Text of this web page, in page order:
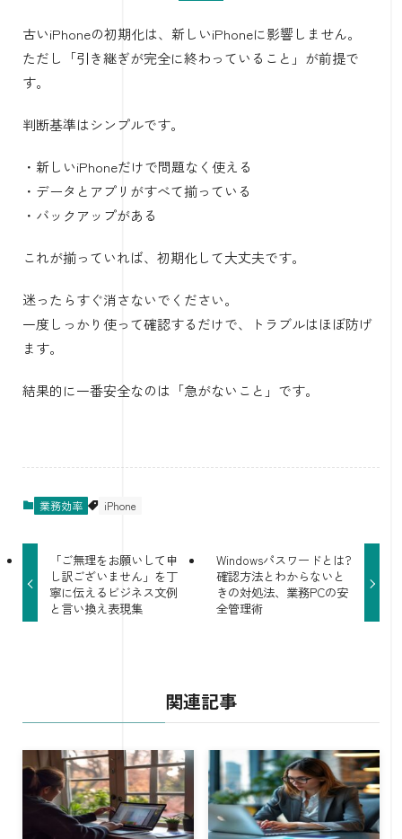
古いiPhoneの初期化は、新しいiPhoneに影響しません。
ただし「引き継ぎが完全に終わっていること」が前提で
す。
判断基準はシンプルです。
・新しいiPhoneだけで問題なく使える
・データとアプリがすべて揃っている
・バックアップがある
これが揃っていれば、初期化して大丈夫です。
迷ったらすぐ消さないでください。
一度しっかり使って確認するだけで、トラブルはほぼ防げ
ます。
結果的に一番安全なのは「急がないこと」です。
業務効率 iPhone
「ご無理をお願いして申
し訳ございません」を丁
寧に伝えるビジネス文例
と言い換え表現集
Windowsパスワードとは?
確認方法とわからないと
きの対処法、業務PCの安
全管理術
関連記事